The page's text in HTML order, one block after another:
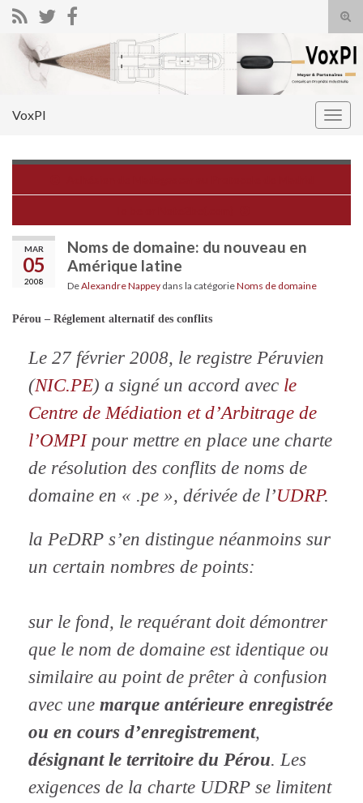
Search for:
VoxPI
MAR
05
2008
Noms de domaine: du nouveau en
Amérique latine
DeAlexandre Nappey dans la catégorieNoms de domaine
Pérou – Réglement alternatif des conflits
Le 27 février 2008, le registre Péruvien
(NIC.PE) a signé un accord avec le
Centre de Médiation et d’Arbitrage de
l’OMPIpour mettre en place une charte
de résolution des conflits de noms de
domaine en « .pe », dérivée de l’UDRP.
la PeDRP s’en distingue néanmoins sur
un certain nombres de points:
sur le fond, le requérant doit démontrer
que le nom de domaine est identique ou
similaire au point de prêter à confusion
avec une marque antérieure enregistrée
ou en cours d’enregistrement,
désignant le territoire du Pérou. Les
exigences de la charte UDRP se limitent